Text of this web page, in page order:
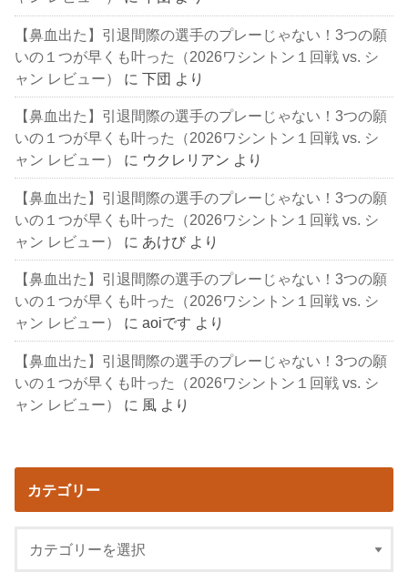
【鼻血出た】引退間際の選手のプレーじゃない！3つの願
いの１つが早くも叶った（2026ワシントン１回戦 vs. シ
ャン レビュー）
に下団 より
【鼻血出た】引退間際の選手のプレーじゃない！3つの願
いの１つが早くも叶った（2026ワシントン１回戦 vs. シ
ャン レビュー）
に ウクレリアン より
【鼻血出た】引退間際の選手のプレーじゃない！3つの願
いの１つが早くも叶った（2026ワシントン１回戦 vs. シ
ャン レビュー）
に あけび より
【鼻血出た】引退間際の選手のプレーじゃない！3つの願
いの１つが早くも叶った（2026ワシントン１回戦 vs. シ
ャン レビュー）
にaoiです より
【鼻血出た】引退間際の選手のプレーじゃない！3つの願
いの１つが早くも叶った（2026ワシントン１回戦 vs. シ
ャン レビュー）
に 風 より
カテゴリー